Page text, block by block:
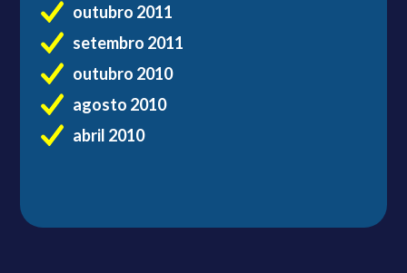
outubro 2011
setembro 2011
outubro 2010
agosto 2010
abril 2010